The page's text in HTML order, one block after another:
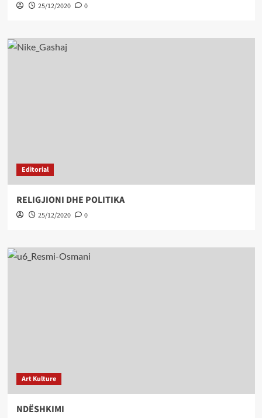
25/12/2020 0
Editorial
RELIGJIONI DHE POLITIKA
25/12/2020 0
Art Kulture
NDËSHKIMI